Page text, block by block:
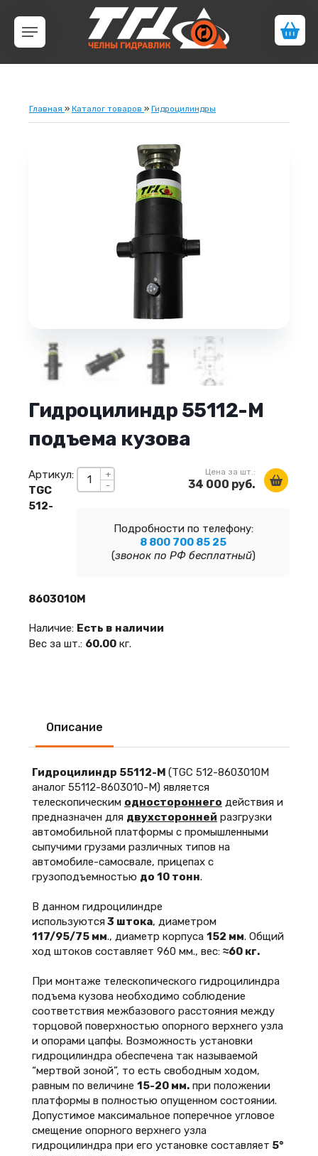
Главная » Каталог товаров » Гидроцилиндры
Гидроцилиндр 55112-М
подъема кузова
+
-
Цена за шт.:
34 000 руб.
Подробности по телефону:
8 800 700 85 25
(звонок по РФ бесплатный)
Артикул:
TGC
512-
8603010М
Наличие: Есть в наличии
Вес за шт.: 60.00 кг.
Описание
Гидроцилиндр 55112-М (TGC 512-8603010М
аналог 55112-8603010-М) является
телескопическим одностороннего действия и
предназначен для двухсторонней разгрузки
автомобильной платформы с промышленными
сыпучими грузами различных типов на
автомобиле-самосвале, прицепах с
грузоподъемностью до 10 тонн.
В данном гидроцилиндре
используются3 штока, диаметром
117/95/75 мм., диаметр корпуса 152 мм. Общий
ход штоков составляет 960 мм., вес: ≈60 кг.
При монтаже телескопического гидроцилиндра
подъема кузова необходимо соблюдение
соответствия межбазового расстояния между
торцовой поверхностью опорного верхнего узла
и опорами цапфы. Возможность установки
гидроцилиндра обеспечена так называемой
“мертвой зоной”, то есть свободным ходом,
равным по величине 15-20 мм. при положении
платформы в полностью опущенном состоянии.
Допустимое максимальное поперечное угловое
смещение опорного верхнего узла
гидроцилиндра при его установке составляет 5°